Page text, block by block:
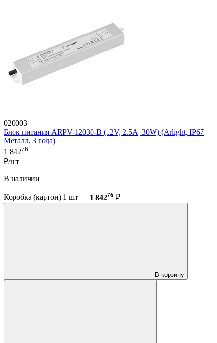
020003
Блок питания ARPV-12030-B (12V, 2.5A, 30W) (Arlight, IP67
Металл, 3 года)
1 84276
₽/шт
В наличии
Коробка (картон) 1 шт — 1 84276 ₽
В корзину